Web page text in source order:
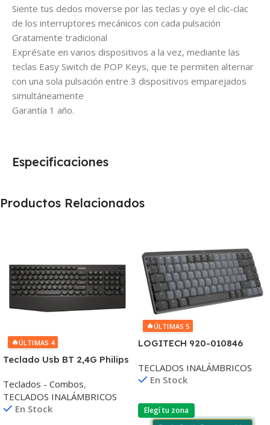
Siente tus dedos moverse por las teclas y oye el clic-clac
de los interruptores mecánicos con cada pulsación
Gratamente tradicional
Exprésate en varios dispositivos a la vez, mediante las
teclas Easy Switch de POP Keys, que te permiten alternar
con una sola pulsación entre 3 dispositivos emparejados
simultáneamente
Garantía 1 año.
Especificaciones
Productos Relacionados
🔥ÚLTIMAS 4
Teclado Usb BT 2,4G Philips
Redondeadas
Teclados - Combos,
TECLADOS INALÁMBRICOS
En Stock
🔥ÚLTIMAS 5
LOGITECH 920-010846
MECANICO GRAFITO
INAL+BT
TECLADOS INALÁMBRICOS
En Stock
Elegí tu zona